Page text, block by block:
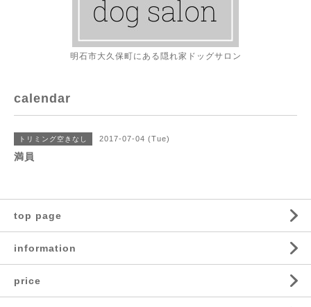
明石市大久保町にある隠れ家ドッグサロン
calendar
トリミング空きなし 2017-07-04 (Tue)
満員
top page
information
price